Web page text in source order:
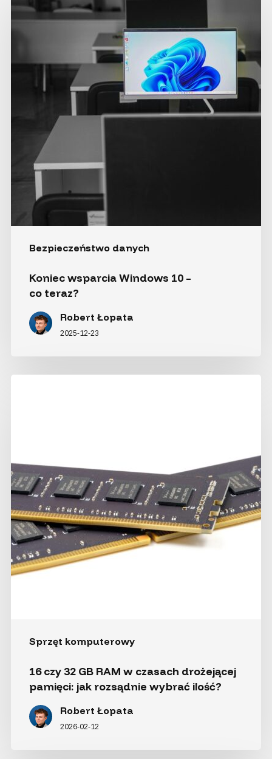
Bezpieczeństwo danych
Windows
10
co teraz?
Koniec wsparcia Windows 10 –
co teraz?
Robert Łopata
2025-12-23
Sprzęt komputerowy
pamięci:
jak
rozsądnie
wybrać
ilość?
16 czy 32 GB RAM w czasach drożejącej
pamięci: jak rozsądnie wybrać ilość?
Robert Łopata
2026-02-12